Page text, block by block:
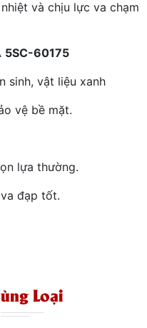
và chịu lực va chạm
5SC-60175
sinh, vật liệu xanh
vệ bề mặt.
lựa thường.
đạp tốt.
Loại